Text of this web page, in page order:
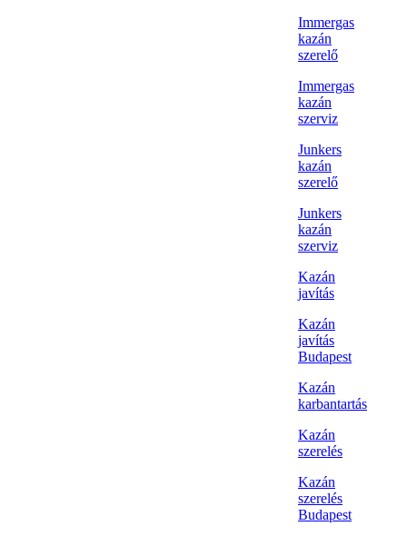
Immergas
kazán
szerelő
Immergas
kazán
szerviz
Junkers
kazán
szerelő
Junkers
kazán
szerviz
Kazán
javítás
Kazán
javítás
Budapest
Kazán
karbantartás
Kazán
szerelés
Kazán
szerelés
Budapest